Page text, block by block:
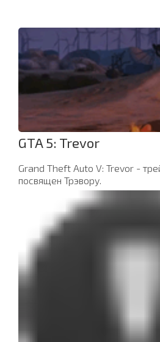
GTA 5: Trevor
Grand Theft Auto V: Trevor -
посвящен Трэвору.